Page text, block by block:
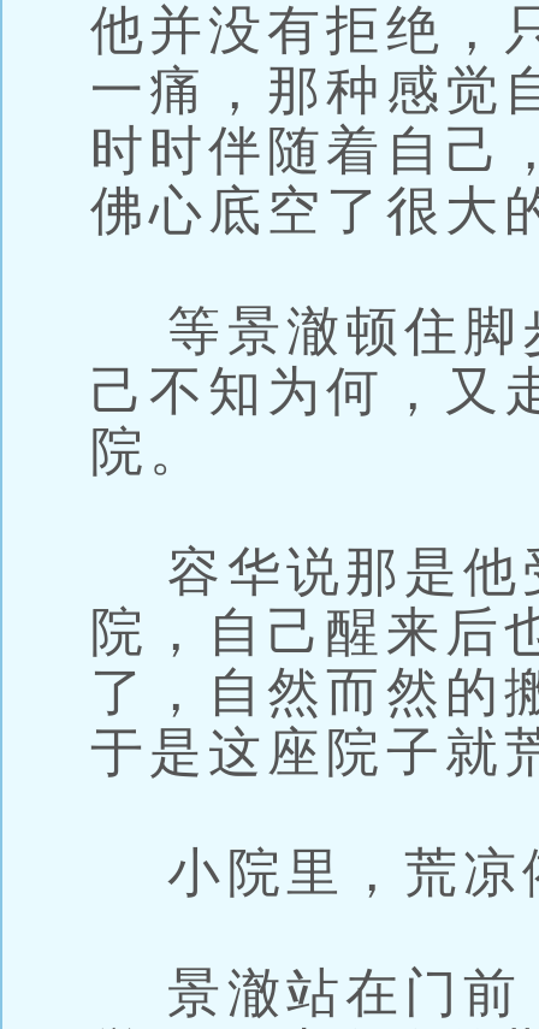
他并没有拒绝，
一痛，那种感觉
时时伴随着自己
佛心底空了很大
等景澈顿住脚
己不知为何，又
院。
容华说那是他
院，自己醒来后
了，自然而然的
于是这座院子就
小院里，荒凉
景澈站在门前